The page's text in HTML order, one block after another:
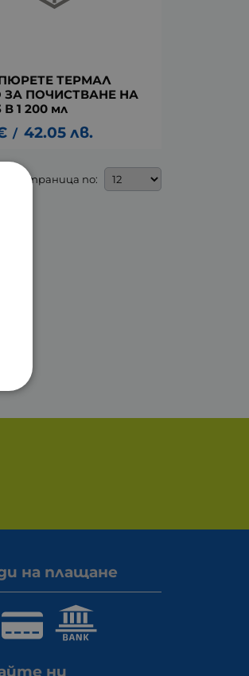
ТЕРМАЛ
ЗА ПОЧИСТВАНЕ НА
1 200 мл
/ 42.05 лв.
На страница по:
на плащане
ни